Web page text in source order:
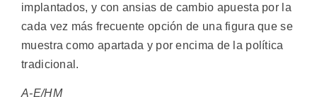
implantados, y con ansias de cambio apuesta por la
cada vez más frecuente opción de una figura que se
muestra como apartada y por encima de la política
tradicional.
A-E/HM